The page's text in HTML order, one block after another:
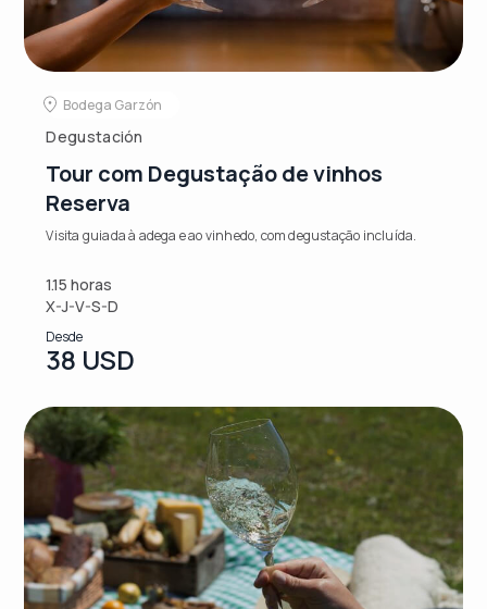
Bodega Garzón
Degustación
Tour com Degustação de vinhos
Reserva
Visita guiada à adega e ao vinhedo, com degustação incluída.
1.15 horas
X-J-V-S-D
Desde
38 USD